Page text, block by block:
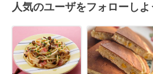
人気のユーザをフォローしよ